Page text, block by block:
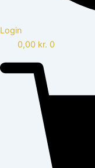
Login
0,00 kr. 0